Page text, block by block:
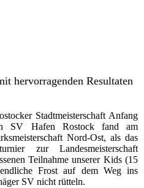
hervorragenden Resultaten
Stadtmeisterschaft Anfang
SV Hafen Rostock fand am
Nord-Ost, als das
zur Landesmeisterschaft
Teilnahme unserer Kids (15
Frost auf dem Weg ins
SV nicht rütteln.